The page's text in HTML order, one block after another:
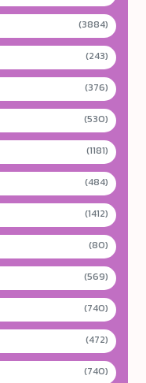
(3884)
(243)
(376)
(530)
(1181)
(484)
(1412)
(80)
(569)
(740)
(472)
(740)